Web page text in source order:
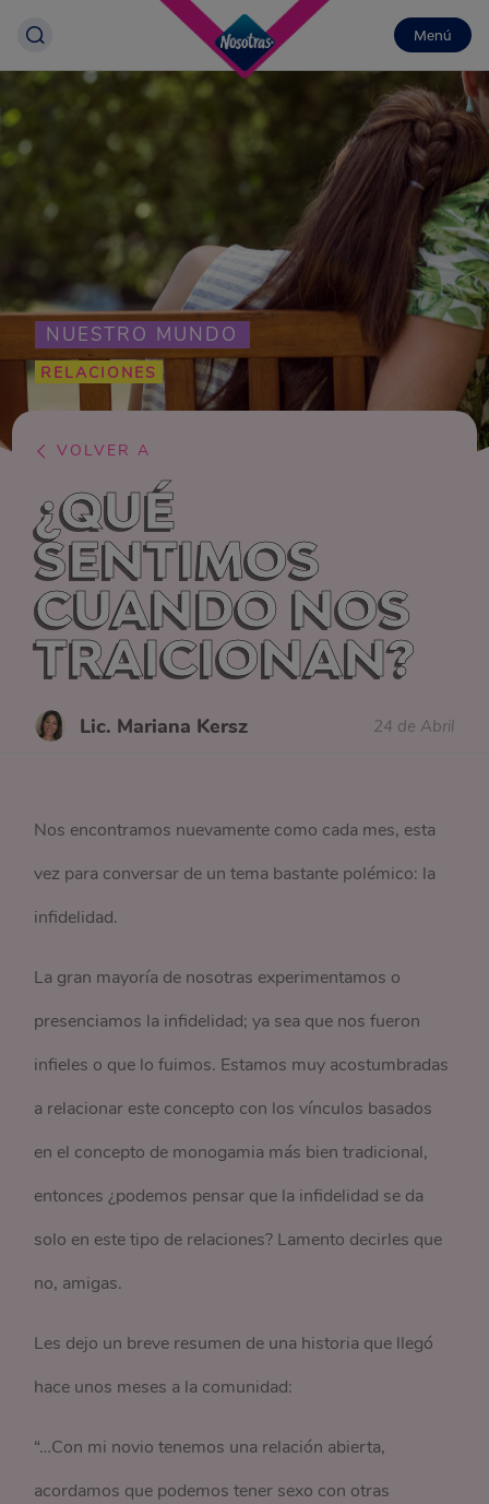
Menú
NUESTRO MUNDO
RELACIONES
VOLVER A
¿QUÉ
SENTIMOS
CUANDO NOS
TRAICIONAN?
Lic. Mariana Kersz 24 de Abril
Nos encontramos nuevamente como cada mes, esta
vez para conversar de un tema bastante polémico: la
infidelidad.
La gran mayoría de nosotras experimentamos o
presenciamos la infidelidad; ya sea que nos fueron
infieles o que lo fuimos. Estamos muy acostumbradas
a relacionar este concepto con los vínculos basados
en el concepto de monogamia más bien tradicional,
entonces ¿podemos pensar que la infidelidad se da
solo en este tipo de relaciones? Lamento decirles que
no, amigas.
Les dejo un breve resumen de una historia que llegó
hace unos meses a la comunidad:
“…Con mi novio tenemos una relación abierta,
acordamos que podemos tener sexo con otras